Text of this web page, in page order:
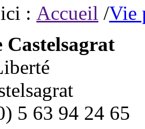
: Accueil /Vie
5 63 94 24 65